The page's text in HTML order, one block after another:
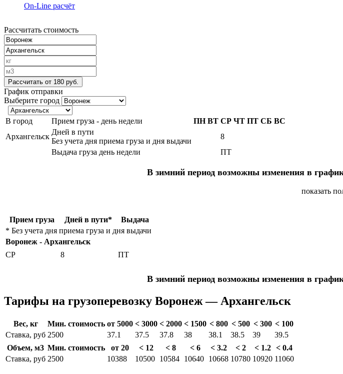
On-Line расчёт
Рассчитать стоимость
Рассчитать от 180 руб.
График отправки
Выберите город
В город Прием груза - день недели ПН ВТ СР ЧТ ПТ СБ ВС
Архангельск
Дней в пути
Без учета дня приема груза и дня выдачи
8
Выдача груза день недели
ПТ
В зимний период возможны изменения в
показать
Прием груза Дней в пути*
Выдача
* Без учета дня приема груза и дня выдачи
Воронеж - Архангельск
СР
8 ПТ
В зимний период возможны изменения в
Тарифы на грузоперевозку Воронеж — Архангельск
Вес, кг Мин. стоимость от 5000 < 3000 < 2000 < 1500 < 800 < 500 < 300 < 100
Ставка, руб 2500 37.1 37.5 37.8 38 38.1 38.5 39
39.5
Объем, м3 Мин. стоимость от 20 < 12 < 8 < 6 < 3.2 < 2 < 1.2
< 0.4
Ставка, руб 2500 10388 10500 10584 10640 10668 10780 10920 11060